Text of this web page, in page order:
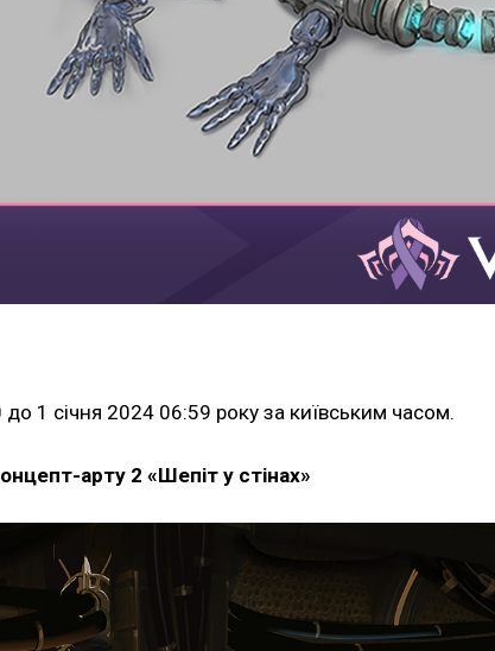
1 січня 2024 06:59 року за київським часом.
арту 2 «Шепіт у стінах»